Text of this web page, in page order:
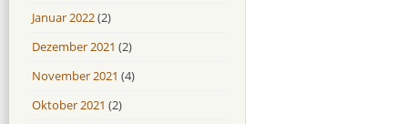
Januar 2022(2)
Dezember 2021 (2)
November 2021 (4)
Oktober 2021 (2)